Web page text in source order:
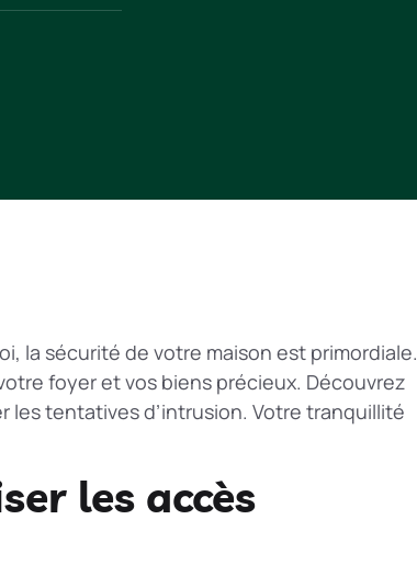
la sécurité de votre maison est primordiale.
foyer et vos biens précieux. Découvrez
tentatives d’intrusion. Votre tranquillité
les accès